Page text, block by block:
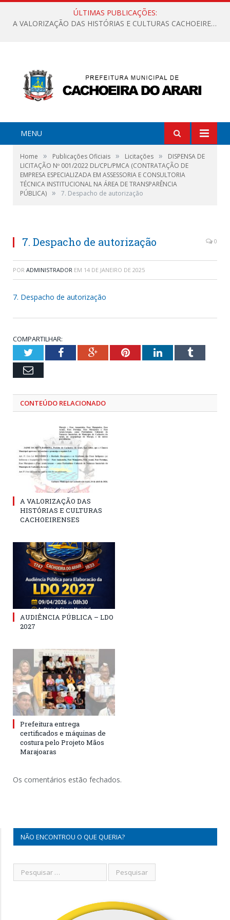
ÚLTIMAS PUBLICAÇÕES:
A VALORIZAÇÃO DAS HISTÓRIAS E CULTURAS CACHOEIRENSES
MENU
Home » Publicações Oficiais » Licitações »
DISPENSA DE
LICITAÇÃO Nº 001/2022 DL/CPL/PMCA (CONTRATAÇÃO DE
EMPRESA ESPECIALIZADA EM ASSESSORIA E CONSULTORIA
TÉCNICA INSTITUCIONAL NA ÁREA DE TRANSPARÊNCIA
PÚBLICA) » 7. Despacho de autorização
7. Despacho de autorização 0
POR ADMINISTRADOR EM 14 DE JANEIRO DE 2025
7. Despacho de autorização
COMPARTILHAR:
TwitterFacebookGoogle+PinterestLinkedInTumblr
Email
CONTEÚDO RELACIONADO
A VALORIZAÇÃO DAS
HISTÓRIAS E CULTURAS
CACHOEIRENSES
AUDIÊNCIA PÚBLICA – LDO
2027
Prefeitura entrega
certificados e máquinas de
costura pelo Projeto Mãos
Marajoaras
Os comentários estão fechados.
NÃO ENCONTROU O QUE QUERIA?